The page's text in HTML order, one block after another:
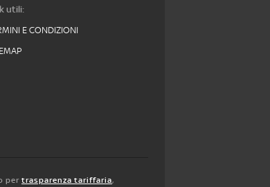
utili:
E CONDIZIONI
per trasparenza tariffaria,